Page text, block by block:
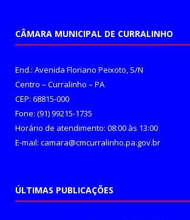
CÂMARA MUNICIPAL DE CURRALINHO
End.: Avenida Floriano Peixoto, S/N
Centro – Curralinho – PA
CEP: 68815-000
Fone: (91) 99215-1735
Horário de atendimento: 08:00 às 13:00
E-mail: camara@cmcurralinho.pa.gov.br
ÚLTIMAS PUBLICAÇÕES